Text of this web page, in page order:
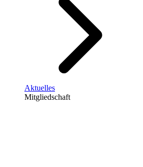
Aktuelles
Mitgliedschaft